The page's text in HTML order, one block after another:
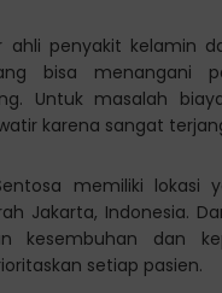
ahli penyakit kelamin
bisa menangani
Untuk masalah
karena sangat
memiliki lokasi
Jakarta, Indonesia.
kesembuhan dan
setiap pasien.